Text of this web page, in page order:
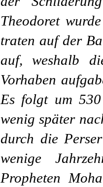
Theodoret
traten auf der
auf, weshalb
Vorhaben
Es folgt um
wenig später
durch die
wenige
Propheten